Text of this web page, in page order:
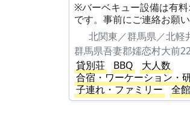
※バーベキュー設備は有
です。事前にご連絡お願い
北関東／群馬県／北軽
貸別荘
BBQ
大人数
合宿・ワーケーション・
子連れ・ファミリー
全